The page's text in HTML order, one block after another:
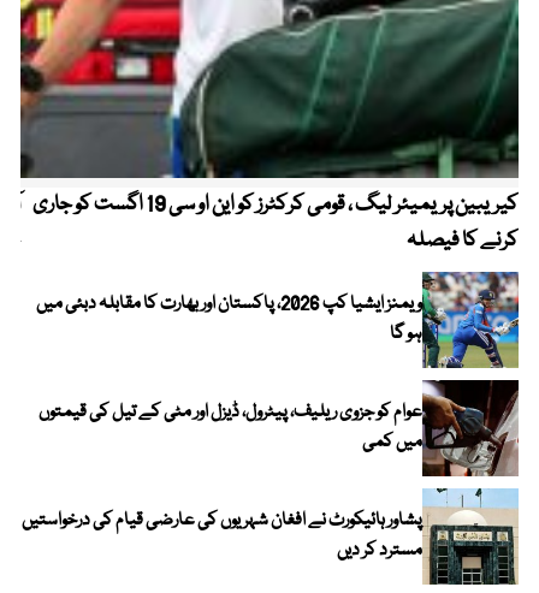
کیریبین پریمیئر لیگ ، قومی کرکٹرز کو این او سی 19 اگست کو جاری
کرنے کا فیصلہ
ویمنز ایشیا کپ 2026، پاکستان اور بھارت کا مقابلہ دبئی میں
ہو گا
عوام کو جزوی ریلیف، پیٹرول، ڈیزل اور مٹی کے تیل کی قیمتوں
میں کمی
پشاور ہائیکورٹ نے افغان شہریوں کی عارضی قیام کی درخواستیں
مسترد کر دیں